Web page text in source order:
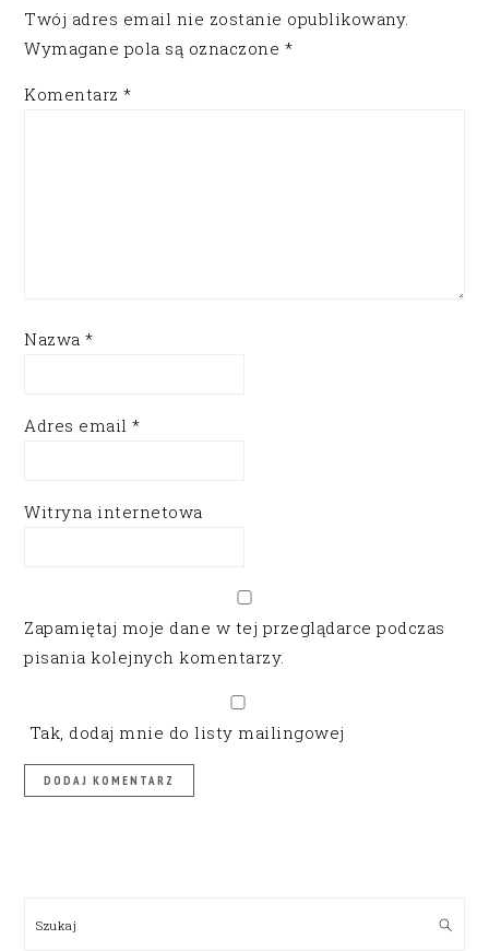
Twój adres email nie zostanie opublikowany.
Wymagane pola są oznaczone *
Komentarz*
Nazwa*
Adres email*
Witryna internetowa
Zapamiętaj moje dane w tej przeglądarce podczas
pisania kolejnych komentarzy.
Tak, dodaj mnie do listy mailingowej
Szukaj